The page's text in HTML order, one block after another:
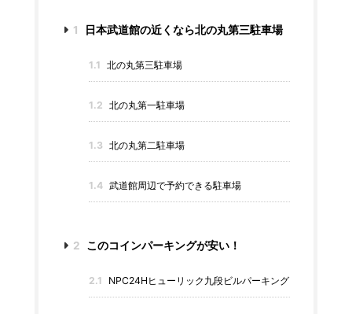
1 日本武道館の近くなら北の丸第三駐車場
1.1 北の丸第三駐車場
1.2 北の丸第一駐車場
1.3 北の丸第二駐車場
1.4 武道館周辺で予約できる駐車場
2 このコインパーキングが安い！
2.1 NPC24Hヒューリック九段ビルパーキング